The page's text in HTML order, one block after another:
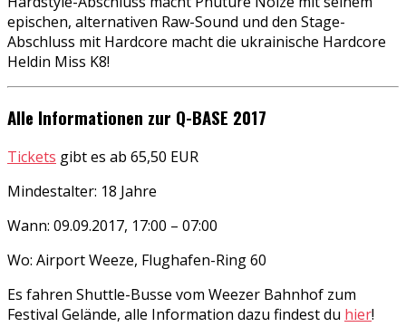
epischen, alternativen Raw-Sound und den Stage-
Abschluss mit Hardcore macht die ukrainische Hardcore
Heldin Miss K8!
Alle Informationen zur Q-BASE 2017
Tickets gibt es ab 65,50 EUR
Mindestalter: 18 Jahre
Wann: 09.09.2017, 17:00 – 07:00
Wo: Airport Weeze, Flughafen-Ring 60
Es fahren Shuttle-Busse vom Weezer Bahnhof zum
Festival Gelände, alle Information dazu findest du hier!